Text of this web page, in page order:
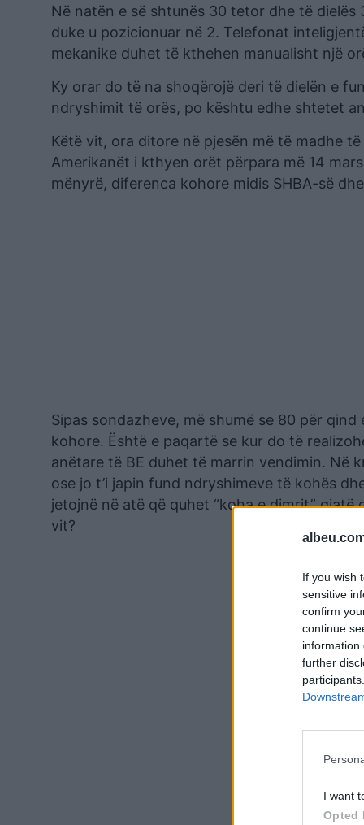
If you wish
sensitive
confirm
continue
information
further
I want
Opted
Në natën e së shtunës 30 tetor dhe të
duke u pozicionuar në 2. Telefonat
mekanike duhet të kthehen manualisht një
Ky orar do të na shoqërojë deri të dielën e
ndryshimit të orës, po kështu edhe shtetet
Këtë vit, ora ditore në pjesën më të madhe
Amerikanët i kthyen orët përpara më 14
mënyrë, diferenca kohore midis SHBA-së
Sipas sondazheve, më shumë se 80 për
kohore. Është e paqartë se kur do të
anëtare të BE duhet të marrin vendimin. Në
ose jo t’i japin fund ndryshimeve të kohës
jetojnë në atë që quhet “koha e dimrit”
vit?